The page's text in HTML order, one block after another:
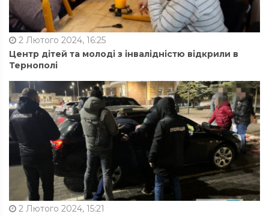
2 Лютого 2024, 16:25
Центр дітей та молоді з інвалідністю відкрили в
Тернополі
2 Лютого 2024, 15:21